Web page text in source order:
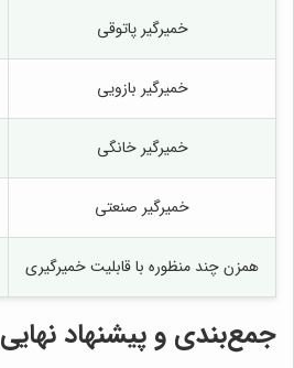
خمیرگیر پاتوقی
خمیرگیر بازویی
خمیرگیر خانگی
خمیرگیر صنعتی
همزن چند منظوره با قابلیت خمیرگیری
جمع‌بندی و پیشنهاد نهایی